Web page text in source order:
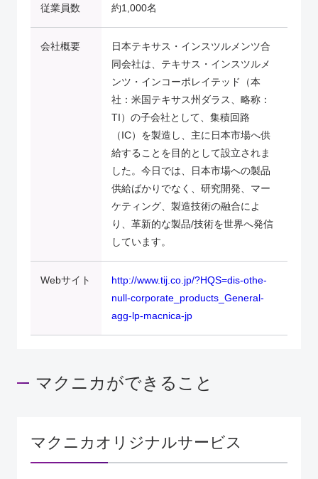
従業員数 約1,000名
会社概要
日本テキサス・インスツルメンツ合
同会社は、テキサス・インスツルメ
ンツ・インコーポレイテッド（本
社：米国テキサス州ダラス、略称：
TI）の子会社として、集積回路
（IC）を製造し、主に日本市場へ供
給することを目的として設立されま
した。今日では、日本市場への製品
供給ばかりでなく、研究開発、マー
ケティング、製造技術の融合によ
り、革新的な製品/技術を世界へ発信
しています。
Webサイト
http://www.tij.co.jp/?HQS=dis-othe-
null-corporate_products_General-
agg-lp-macnica-jp
マクニカができること
マクニカオリジナルサービス